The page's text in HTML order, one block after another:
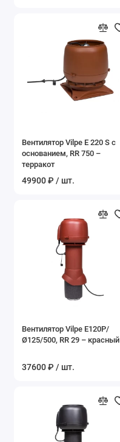
Вентилятор Vilpe E 220 S c
основанием, RR 750 –
терракот
49900 ₽ / шт.
Вентилятор Vilpe E120P/
Ø125/500, RR 29 – красный
37600 ₽ / шт.